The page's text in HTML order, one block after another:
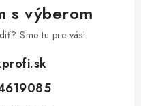
s výberom
Sme tu pre vás!